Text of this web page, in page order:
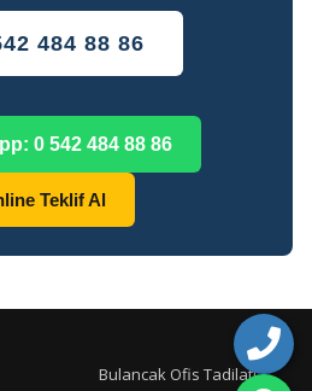
484 88 86
0 542 484 88 86
Teklif Al
Bulancak Ofis Tadilati